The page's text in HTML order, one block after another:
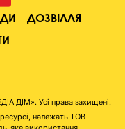
ДОЗВІЛЛЯ
ДІМ». Усі права захищені.
належать ТОВ